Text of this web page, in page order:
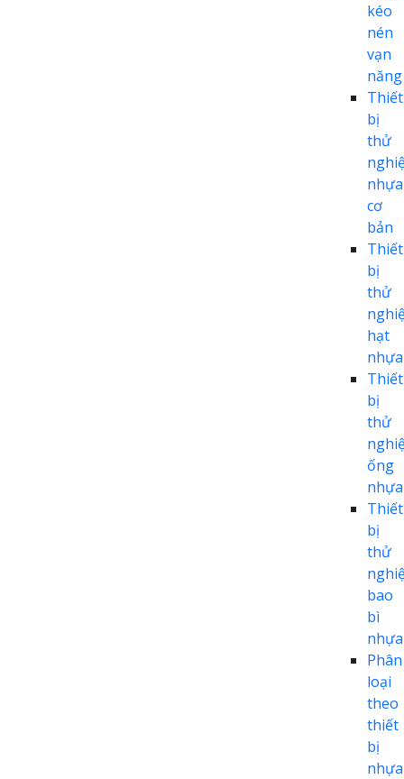
kéo
nén
vạn
năng
Thiết
bị
thử
nhựa
cơ
bản
Thiết
bị
thử
hạt
nhựa
Thiết
bị
thử
ống
nhựa
Thiết
bị
thử
bao
bì
nhựa
Phân
loại
theo
thiết
bị
nhựa